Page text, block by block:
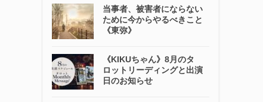
当事者、被害者にならない
ために今からやるべきこと
《東弥》
《KIKUちゃん》8月のタ
ロットリーディングと出演
日のお知らせ